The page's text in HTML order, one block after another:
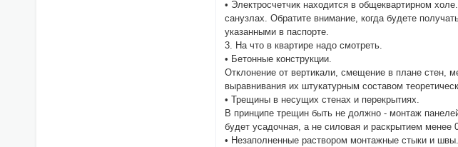
• Электросчетчик находится в общеквартирном
санузлах. Обратите внимание, когда будете
указанными в паспорте.
3. На что в квартире надо смотреть.
• Бетонные конструкции.
Отклонение от вертикали, смещение в плане стен,
выравнивания их штукатурным составом
• Трещины в несущих стенах и перекрытиях.
В принципе трещин быть не должно - монтаж
будет усадочная, а не силовая и раскрытием
• Незаполненные раствором монтажные стыки и швы.